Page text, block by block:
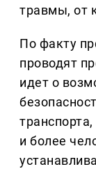
травмы, от
По факту
проводят
идет о
и более